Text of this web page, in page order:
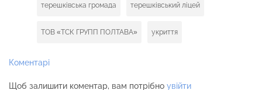
терешківська громада терешківський ліцей
ТОВ «ТСК ГРУПП ПОЛТАВА» укриття
Коментарі
Щоб залишити коментар, вам потрібно увійти